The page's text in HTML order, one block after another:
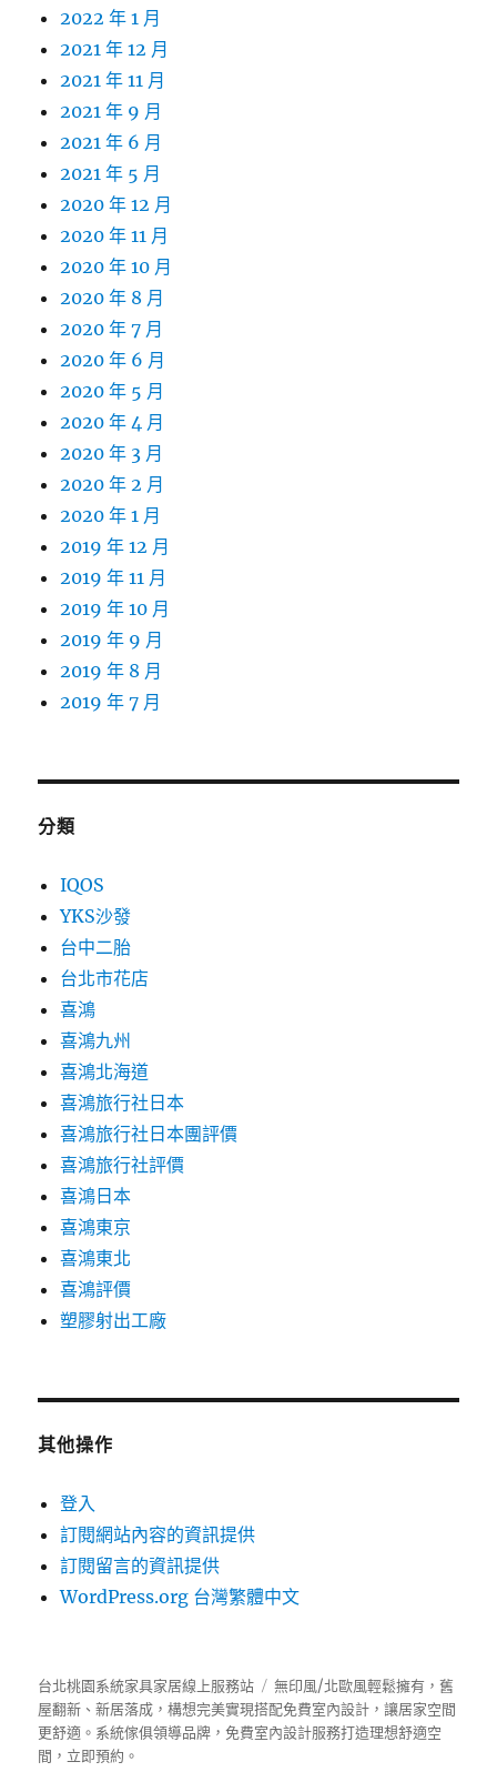
2022 年 1 月
2021 年 12 月
2021 年 11 月
2021 年 9 月
2021 年 6 月
2021 年 5 月
2020 年 12 月
2020 年 11 月
2020 年 10 月
2020 年 8 月
2020 年 7 月
2020 年 6 月
2020 年 5 月
2020 年 4 月
2020 年 3 月
2020 年 2 月
2020 年 1 月
2019 年 12 月
2019 年 11 月
2019 年 10 月
2019 年 9 月
2019 年 8 月
2019 年 7 月
分類
IQOS
YKS沙發
台中二胎
台北市花店
喜鴻
喜鴻九州
喜鴻北海道
喜鴻旅行社日本
喜鴻旅行社日本團評價
喜鴻旅行社評價
喜鴻日本
喜鴻東京
喜鴻東北
喜鴻評價
塑膠射出工廠
其他操作
登入
訂閱網站內容的資訊提供
訂閱留言的資訊提供
WordPress.org 台灣繁體中文
台北桃園系統家具家居線上服務站
無印風/北歐風輕鬆擁有，舊
屋翻新、新居落成，構想完美實現搭配免費室內設計，讓居家空間
更舒適。 系統傢俱領導品牌，免費室內設計服務打造理想舒適空
間，立即預約。